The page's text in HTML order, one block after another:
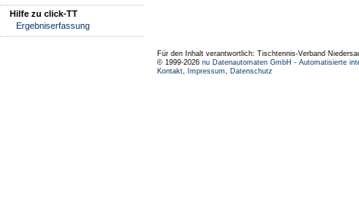
Hilfe zu click-TT
Ergebniserfassung
Für den Inhalt verantwortlich: Tischtennis-Verband
© 1999-2026 nu Datenautomaten GmbH - Automatisierte
Kontakt, Impressum, Datenschutz